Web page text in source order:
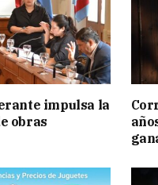
impulsa la
obras